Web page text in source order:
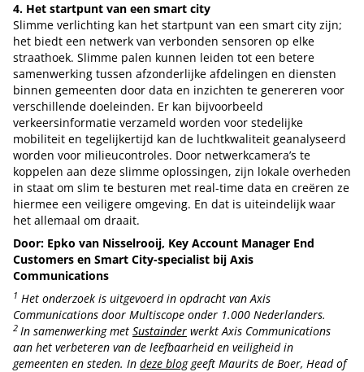
4. Het startpunt van een smart city
Slimme verlichting kan het startpunt van een smart city zijn;
het biedt een netwerk van verbonden sensoren op elke
straathoek. Slimme palen kunnen leiden tot een betere
samenwerking tussen afzonderlijke afdelingen en diensten
binnen gemeenten door data en inzichten te genereren voor
verschillende doeleinden. Er kan bijvoorbeeld
verkeersinformatie verzameld worden voor stedelijke
mobiliteit en tegelijkertijd kan de luchtkwaliteit geanalyseerd
worden voor milieucontroles. Door netwerkcamera’s te
koppelen aan deze slimme oplossingen, zijn lokale overheden
in staat om slim te besturen met real-time data en creëren ze
hiermee een veiligere omgeving. En dat is uiteindelijk waar
het allemaal om draait.
Door: Epko van Nisselrooij, Key Account Manager End
Customers en Smart City-specialist bij Axis
Communications
1 Het onderzoek is uitgevoerd in opdracht van Axis
Communications door Multiscope onder 1.000 Nederlanders.
2 In samenwerking met Sustainder werkt Axis Communications
aan het verbeteren van de leefbaarheid en veiligheid in
gemeenten en steden. In deze bloggeeft Maurits de Boer, Head of